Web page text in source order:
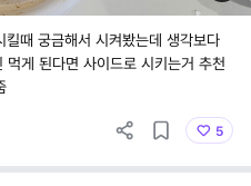
때 궁금해서 시켜봤는데 생각보다
게 된다면 사이드로 시키는거 추천
5